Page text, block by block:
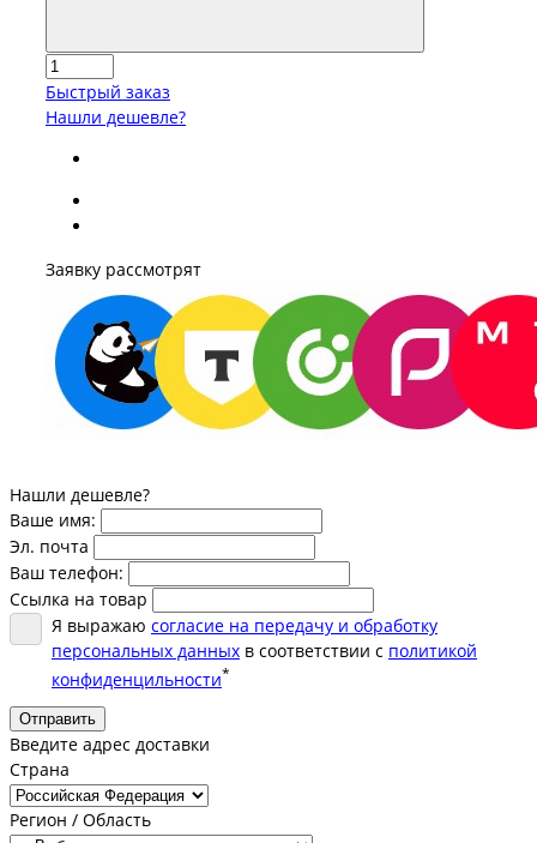
Быстрый заказ
Нашли дешевле?
Заявку рассмотрят
Нашли дешевле?
Ваше имя:
Эл. почта
Ваш телефон:
Ссылка на товар
Я выражаю согласие на передачу и обработку
персональных данных в соответствии с политикой
конфиденцильности*
Отправить
Введите адрес доставки
Страна
Регион / Область